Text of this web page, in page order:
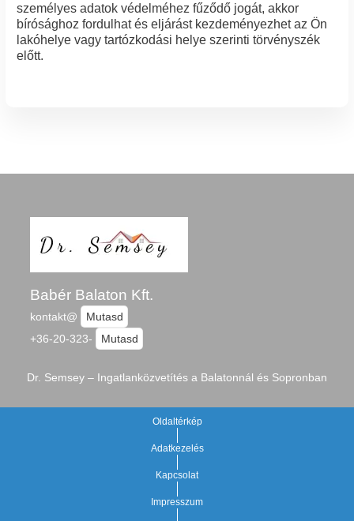
személyes adatok védelméhez fűződő jogát, akkor
bírósághoz fordulhat és eljárást kezdeményezhet az Ön
lakóhelye vagy tartózkodási helye szerinti törvényszék
előtt.
Babér Balaton Kft.
kontakt@
Mutasd
+36-20-323-
Mutasd
Dr. Semsey – Ingatlanközvetítés a Balatonnál és Sopronban
Oldaltérkép
Adatkezelés
Kapcsolat
Impresszum